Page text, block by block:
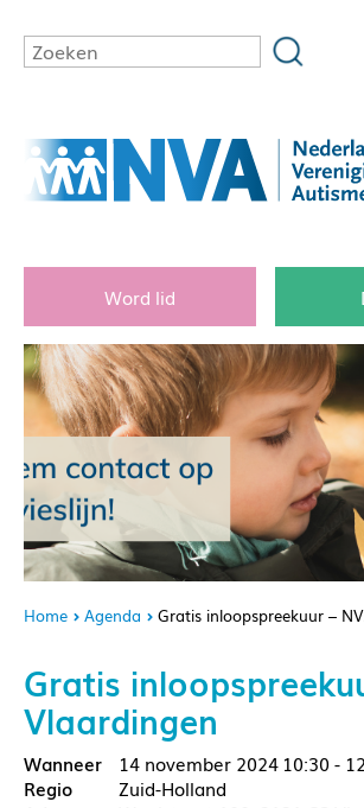
Word lid
Home Agenda Gratis inloopspreekuur –
Gratis
Vlaardingen
14 november 2024 10:30 -
Zuid-Holland